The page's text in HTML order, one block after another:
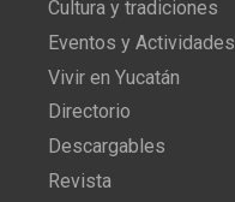
Cultura y tradiciones
Eventos y Actividades
Vivir en Yucatán
Directorio
Descargables
Revista